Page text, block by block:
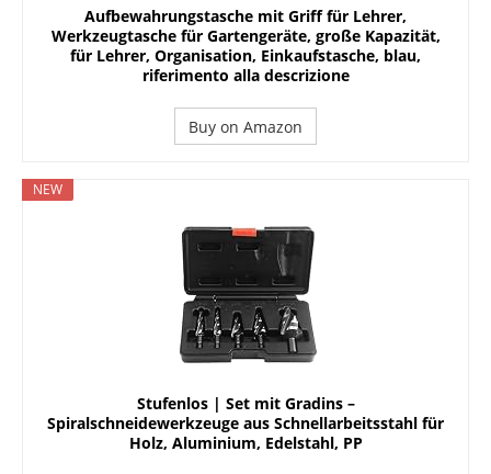
Aufbewahrungstasche mit Griff für Lehrer,
Werkzeugtasche für Gartengeräte, große Kapazität,
für Lehrer, Organisation, Einkaufstasche, blau,
riferimento alla descrizione
Buy on Amazon
NEW
Stufenlos | Set mit Gradins –
Spiralschneidewerkzeuge aus Schnellarbeitsstahl für
Holz, Aluminium, Edelstahl, PP